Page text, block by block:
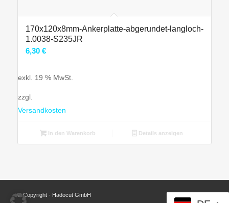
170x120x8mm-Ankerplatte-abgerundet-langloch-
1.0038-S235JR
6,30 €
exkl. 19 % MwSt.
zzgl.
Versandkosten
In den Warenkorb Details anzeigen
© Copyright - Hadocut GmbH